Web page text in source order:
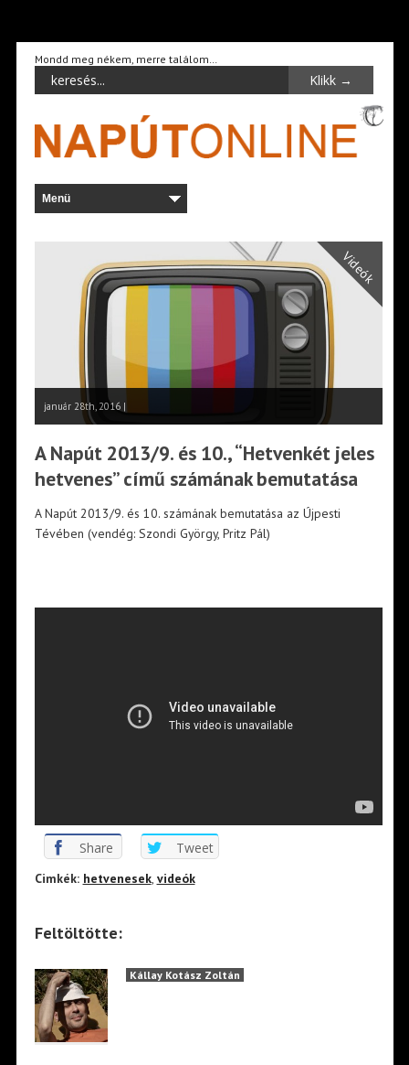
Mondd meg nékem, merre találom…
Videók
január 28th, 2016 |
A Napút 2013/9. és 10., “Hetvenkét jeles
hetvenes” című számának bemutatása
A Napút 2013/9. és 10. számának bemutatása az Újpesti
Tévében (vendég: Szondi György, Pritz Pál)
Share Tweet
Cimkék: hetvenesek, videók
Feltöltötte:
Kállay Kotász Zoltán